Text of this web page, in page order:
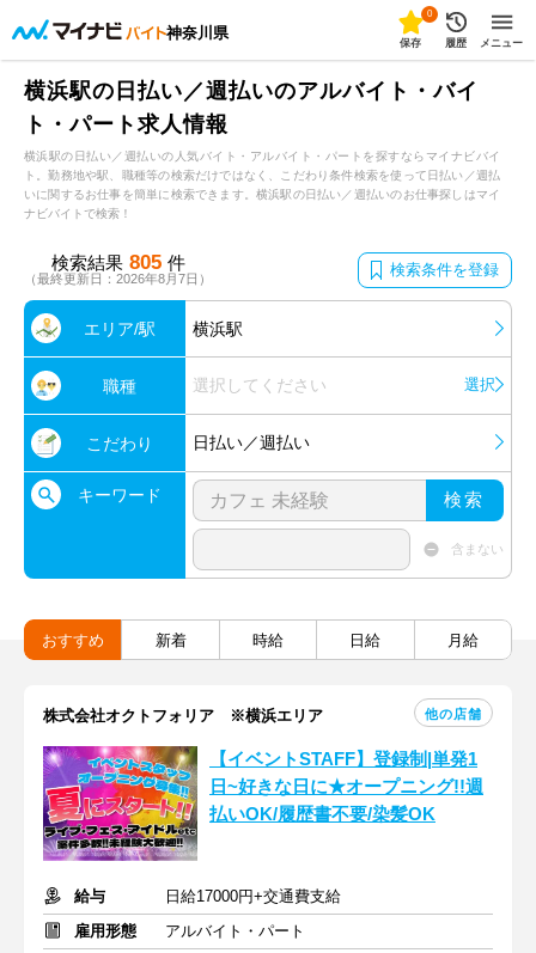
神奈川県
0
保存 履歴 メニュー
横浜駅の日払い／週払いのアルバイト・バイ
ト・パート求人情報
横浜駅の日払い／週払いの人気バイト・アルバイト・パートを探すならマイナビバイ
ト。勤務地や駅、職種等の検索だけではなく、こだわり条件検索を使って日払い／週払
いに関するお仕事を簡単に検索できます。横浜駅の日払い／週払いのお仕事探しはマイ
ナビバイトで検索！
検索結果 805 件
（最終更新日：2026年8月7日） 検索条件を登録
エリア/駅 横浜駅
職種 選択してください 選択
こだわり 日払い／週払い
キーワード 検索
含まない
おすすめ 新着 時給 日給 月給
株式会社オクトフォリア ※横浜エリア 他の店舗
【イベントSTAFF】登録制|単発1
日~好きな日に★オープニング!!週
払いOK/履歴書不要/染髪OK
給与
日給17000円+交通費支給
雇用形態
アルバイト・パート